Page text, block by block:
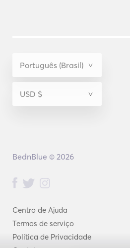
Centro de Ajuda
Termos de serviço
Política de Privacidade
BednBlue © 2026